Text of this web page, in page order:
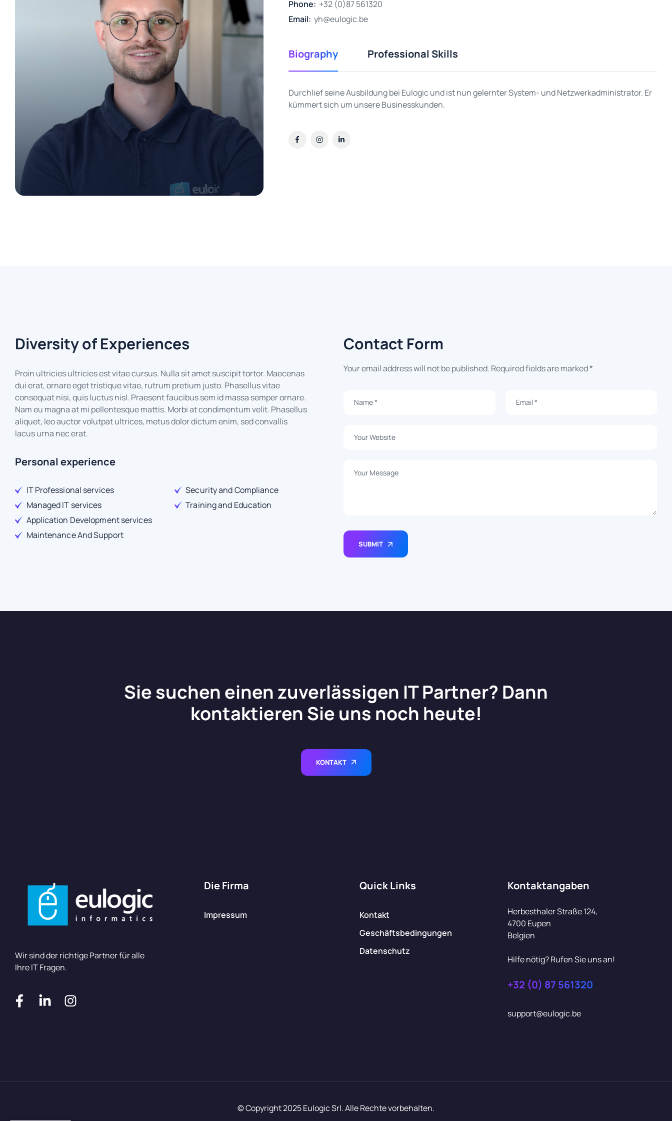
Phone: +32 (0)87 561320
Email: yh@eulogic.be
Biography Professional Skills
Durchlief seine Ausbildung bei Eulogic und ist nun gelernter System- und Netzwerkadministrator. Er
kümmert sich um unsere Businesskunden.
Diversity of Experiences
Proin ultricies ultricies est vitae cursus. Nulla sit amet suscipit tortor. Maecenas
dui erat, ornare eget tristique vitae, rutrum pretium justo. Phasellus vitae
consequat nisi, quis luctus nisl. Praesent faucibus sem id massa semper ornare.
Nam eu magna at mi pellentesque mattis. Morbi at condimentum velit. Phasellus
aliquet, leo auctor volutpat ultrices, metus dolor dictum enim, sed convallis
lacus urna nec erat.
Personal experience
IT Professional services
Managed IT services
Application Development services
Maintenance And Support
Security and Compliance
Training and Education
Contact Form
Your email address will not be published. Required fields are marked *
SUBMIT
Sie suchen einen zuverlässigen IT Partner? Dann
kontaktieren Sie uns noch heute!
KONTAKT
Wir sind der richtige Partner für alle
Ihre IT Fragen.
Die Firma
Impressum
Quick Links
Kontakt
Geschäftsbedingungen
Datenschutz
Kontaktangaben
Herbesthaler Straße 124,
4700 Eupen
Belgien
Hilfe nötig? Rufen Sie uns an!
+32 (0) 87 561320
support@eulogic.be
© Copyright 2025 Eulogic Srl. Alle Rechte vorbehalten.